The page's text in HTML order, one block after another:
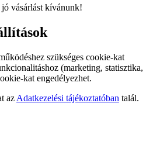
vásárlást kívánunk!
szükséges cookie-kat
(marketing, statisztika,
kat engedélyezhet.
az Adatkezelési tájékoztatóban talál.